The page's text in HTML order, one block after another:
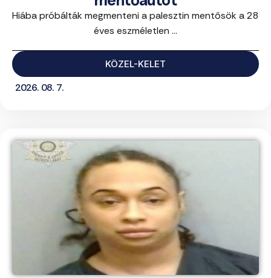
Hiába próbálták megmenteni a palesztin mentősök a 28
éves eszméletlen ...
KÖZEL-KELET
2026. 08. 7.